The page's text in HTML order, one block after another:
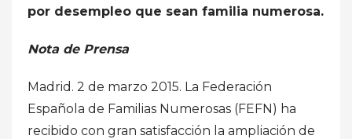
por desempleo que sean familia numerosa.
Nota de Prensa
Madrid. 2 de marzo 2015. La Federación
Española de Familias Numerosas (FEFN) ha
recibido con gran satisfacción la ampliación de